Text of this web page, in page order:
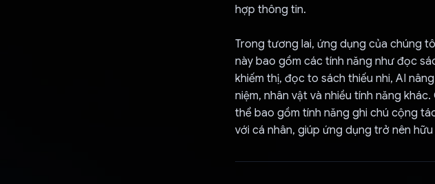
hợp thông tin.
Trong tương lai, ứng dụng của chúng
này bao gồm các tính năng như đọc
khiếm thị, đọc to sách thiếu nhi, AI
niệm, nhân vật và nhiều tính năng
thể bao gồm tính năng ghi chú cộng
với cá nhân, giúp ứng dụng trở nên